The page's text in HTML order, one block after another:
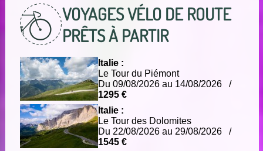
VOYAGES VÉLO DE ROUTE
PRÊTS À PARTIR
Italie :
Le Tour du Piémont
Du 09/08/2026 au 14/08/2026 /
1295 €
Italie :
Le Tour des Dolomites
Du 22/08/2026 au 29/08/2026 /
1545 €